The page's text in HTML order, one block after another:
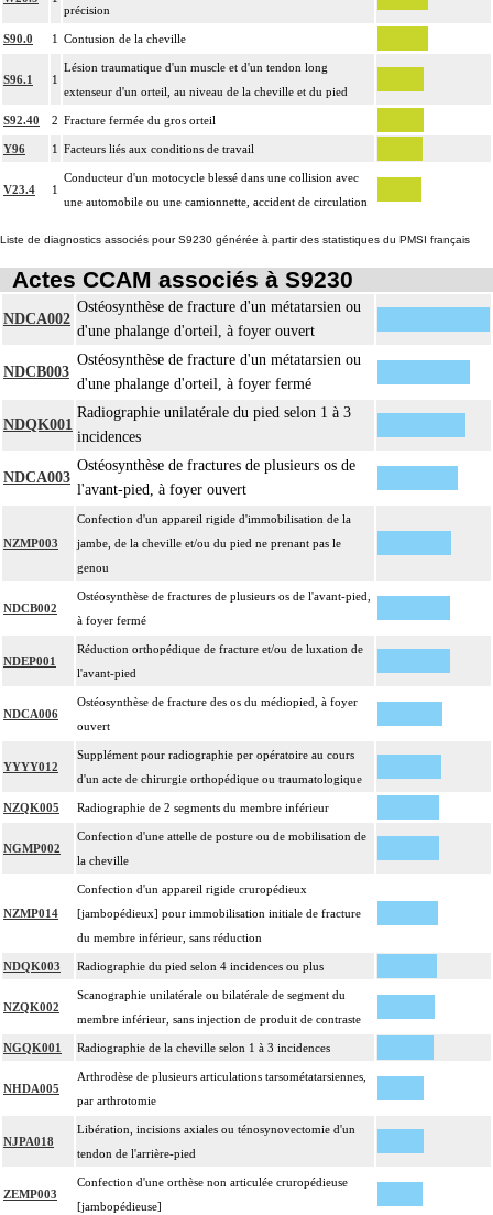
précision
S90.0 1 Contusion de la cheville
S96.1 1
Lésion traumatique d'un muscle et d'un tendon long
extenseur d'un orteil, au niveau de la cheville et du pied
S92.40 2 Fracture fermée du gros orteil
Y96 1 Facteurs liés aux conditions de travail
V23.4 1
Conducteur d'un motocycle blessé dans une collision avec
une automobile ou une camionnette, accident de circulation
Liste de diagnostics associés pour S9230 générée à partir des statistiques du PMSI français
Actes CCAM associés à S9230
NDCA002
Ostéosynthèse de fracture d'un métatarsien ou
d'une phalange d'orteil, à foyer ouvert
NDCB003
Ostéosynthèse de fracture d'un métatarsien ou
d'une phalange d'orteil, à foyer fermé
NDQK001
Radiographie unilatérale du pied selon 1 à 3
incidences
NDCA003
Ostéosynthèse de fractures de plusieurs os de
l'avant-pied, à foyer ouvert
NZMP003
Confection d'un appareil rigide d'immobilisation de la
jambe, de la cheville et/ou du pied ne prenant pas le
genou
NDCB002
Ostéosynthèse de fractures de plusieurs os de l'avant-pied,
à foyer fermé
NDEP001
Réduction orthopédique de fracture et/ou de luxation de
l'avant-pied
NDCA006
Ostéosynthèse de fracture des os du médiopied, à foyer
ouvert
YYYY012
Supplément pour radiographie per opératoire au cours
d'un acte de chirurgie orthopédique ou traumatologique
NZQK005 Radiographie de 2 segments du membre inférieur
NGMP002
Confection d'une attelle de posture ou de mobilisation de
la cheville
NZMP014
Confection d'un appareil rigide cruropédieux
[jambopédieux] pour immobilisation initiale de fracture
du membre inférieur, sans réduction
NDQK003 Radiographie du pied selon 4 incidences ou plus
NZQK002
Scanographie unilatérale ou bilatérale de segment du
membre inférieur, sans injection de produit de contraste
NGQK001 Radiographie de la cheville selon 1 à 3 incidences
NHDA005
Arthrodèse de plusieurs articulations tarsométatarsiennes,
par arthrotomie
NJPA018
Libération, incisions axiales ou ténosynovectomie d'un
tendon de l'arrière-pied
ZEMP003
Confection d'une orthèse non articulée cruropédieuse
[jambopédieuse]